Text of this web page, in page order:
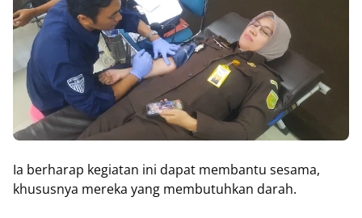
Ia berharap kegiatan ini dapat membantu sesama,
khususnya mereka yang membutuhkan darah.